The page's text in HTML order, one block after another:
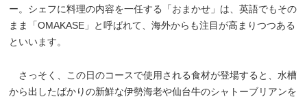
ー。シェフに料理の内容を一任する「おまかせ」は、英語でもその
まま「OMAKASE」と呼ばれて、海外からも注目が高まりつつある
といいます。
さっそく、この日のコースで使用される食材が登場すると、水槽
から出したばかりの新鮮な伊勢海老や仙台牛のシャトーブリアンを